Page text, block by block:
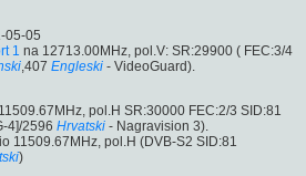
05-05
1 na 12713.00MHz, pol.V: SR:29900 ( FEC:3/4
,407 Engleski - VideoGuard).
pol.H SR:30000 FEC:2/3 SID:81
4]/2596 Hrvatski - Nagravision 3).
11509.67MHz, pol.H (DVB-S2 SID:81
)